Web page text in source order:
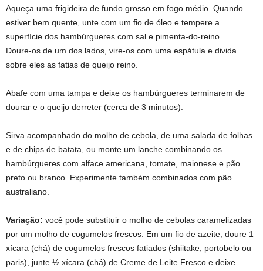
Aqueça uma frigideira de fundo grosso em fogo médio. Quando
estiver bem quente, unte com um fio de óleo e tempere a
superfície dos hambúrgueres com sal e pimenta-do-reino.
Doure-os de um dos lados, vire-os com uma espátula e divida
sobre eles as fatias de queijo reino.
Abafe com uma tampa e deixe os hambúrgueres terminarem de
dourar e o queijo derreter (cerca de 3 minutos).
Sirva acompanhado do molho de cebola, de uma salada de folhas
e de chips de batata, ou monte um lanche combinando os
hambúrgueres com alface americana, tomate, maionese e pão
preto ou branco. Experimente também combinados com pão
australiano.
Variação: você pode substituir o molho de cebolas caramelizadas
por um molho de cogumelos frescos. Em um fio de azeite, doure 1
xícara (chá) de cogumelos frescos fatiados (shiitake, portobelo ou
paris), junte ½ xícara (chá) de Creme de Leite Fresco e deixe